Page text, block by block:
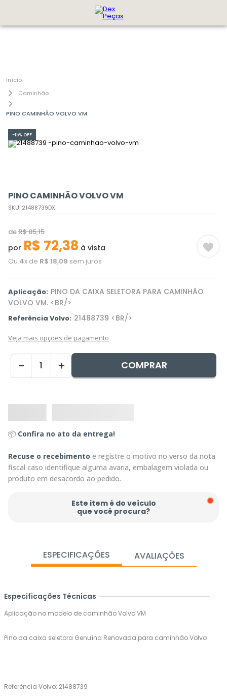
Caminhão
PINO CAMINHÃO VOLVO VM
-15% OFF
PINO CAMINHÃO VOLVO VM
SKU: 21488739DX
deR$85,15
por R$ 72,38 à vista
Ou 4x de R$ 18,09 sem juros
Aplicação: PINO DA CAIXA SELETORA PARA CAMINHÃO
VOLVO VM. <BR/>
Referência Volvo: 21488739 <BR/>
Veja mais opções de pagamento
＋
－ COMPRAR
📦 Confira no ato da entrega!
Recuse o recebimento e registre o motivo no verso da nota
fiscal caso identifique alguma avaria, embalagem violada ou
produto em desacordo ao pedido.
Este item é do veículo
que você procura?
ESPECIFICAÇÕES AVALIAÇÕES
Especificações Técnicas
Aplicação no modelo de caminhão Volvo VM
Pino da caixa seletora Genuína Renovada para caminhão Volvo
Referência Volvo: 21488739